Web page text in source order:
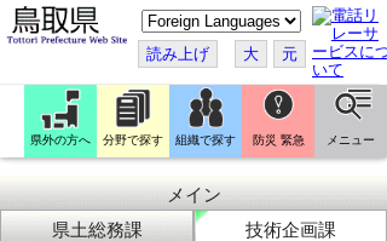
こ
の
ペ
ー
ジ
翻
訳
す
読み上げ 大 元
県外の方へ 分野で探す 組織で探す 防災 緊急 メニュー
メイン
県土総務課
技術企画課